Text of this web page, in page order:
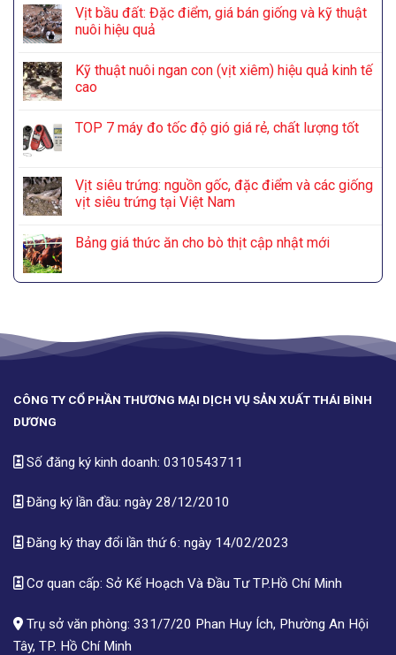
Vịt bầu đất: Đặc điểm, giá bán giống và kỹ thuật
nuôi hiệu quả
Kỹ thuật nuôi ngan con (vịt xiêm) hiệu quả kinh tế
cao
TOP 7 máy đo tốc độ gió giá rẻ, chất lượng tốt
Vịt siêu trứng: nguồn gốc, đặc điểm và các giống
vịt siêu trứng tại Việt Nam
Bảng giá thức ăn cho bò thịt cập nhật mới
CÔNG TY CỔ PHẦN THƯƠNG MẠI DỊCH VỤ SẢN XUẤT THÁI BÌNH
DƯƠNG
Số đăng ký kinh doanh: 0310543711
Đăng ký lần đầu: ngày 28/12/2010
Đăng ký thay đổi lần thứ 6: ngày 14/02/2023
Cơ quan cấp: Sở Kế Hoạch Và Đầu Tư TP.Hồ Chí Minh
Trụ sở văn phòng: 331/7/20 Phan Huy Ích, Phường An Hội
Tây, TP. Hồ Chí Minh